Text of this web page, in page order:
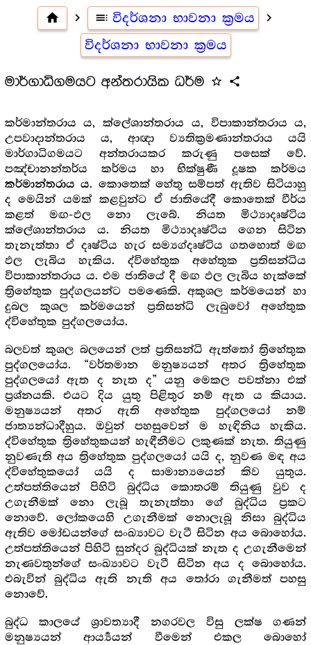
home navigate_next toc විදර්ශනා භාවනා ක්‍රමය navigate_next
විදර්ශනා භාවනා ක්‍රමය
මාර්ගාධිගමයට අන්තරායික ධර්ම star_outline share
කර්මාන්තරාය ය, ක්ලේශාන්තරාය ය, විපාකාන්තරාය ය,
උපවාදාන්තරාය ය, ආඥා ව්‍යතික්‍රමණාන්තරාය යයි
මාර්ගාධිගමයට අන්තරායකර කරුණු පසෙක් වේ.
පඤ්චානන්තර්ය කර්මය හා භික්ෂුණී දූෂක කර්මය
කර්මාන්තරාය ය. කොතෙක් හේතු සම්පත් ඇතිව සිටියාහු
ද මෙයින් යමක් කළවුන්ට ඒ ජාතියේදී කොතෙක් වීර්ය
කළත් මඟ-ඵල නො ලැබේ. නියත මිථ්‍යාදෘෂ්ටිය
ක්ලේශාන්තරාය ය. නියත මිථ්‍යාදෘෂ්ටිය ගෙන සිටින
තැනැත්තා ඒ දෘෂ්ටිය හැර සම්‍යග්දෘෂ්ටිය ගතහොත් මඟ
ඵල ලැබිය හැකිය. ද්විහේතුක අහේතුක ප්‍රතිසන්ධිය
විපාකාන්තරාය ය. එම ජාතියේ දී මඟ ඵල ලැබිය හැක්කේ
ත්‍රිහේතුක පුද්ගලයන්ට පමණෙකි. අකුශල කර්මයෙන් හා
දුබල කුශල කර්මයෙන් ප්‍රතිසන්ධි ලැබුවෝ අහේතුක
ද්විහේතුක පුද්ගලයෝය.
බලවත් කුශල බලයෙන් ලත් ප්‍රතිසන්ධි ඇත්තෝ ත්‍රිහේතුක
පුද්ගලයෝය. “වර්තමාන මනුෂ්‍යයන් අතර ත්‍රිහේතුක
පුද්ගලයෝ ඇත ද නැත ද” යනු මෙකල පවත්නා එක්
ප්‍රශ්නයකි. එයට දිය යුතු පිළිතුර නම් ඇත ය කියාය.
මනුෂ්‍යයන් අතර ඇති අහේතුක පුද්ගලයෝ නම්
ජාත්‍යන්ධාදීහුය. ඔවුන් පහසුවෙන් ම හැඳිනිය හැකිය.
ද්විහේතුක ත්‍රිහේතුකයන් හැඳීනීමට ලකුණක් නැත. තියුණු
නුවණැති අය ත්‍රිහේතුක පුද්ගලයෝ යයි ද, නුවණ මඳ අය
ද්විහේතුකයෝ යයි ද සාමාන්‍යයෙන් කිව යුතුය.
උත්පත්තියෙන් පිහිටි බුද්ධිය කොතරම් තියුණු වුව ද
උගැනීමක් නො ලැබූ තැනැත්තා ගේ බුද්ධිය ප්‍රකට
නොවේ. ලෝකයෙහි උගැනීමක් නොලැබූ නිසා බුද්ධිය
ඇතිව මෝඩයන්ගේ සංඛ්‍යාවට වැටී සිටින අය බොහෝය.
උත්පත්තියෙන් පිහිටි සුන්දර බුද්ධියක් නැත ද උගැනීමෙන්
නැණවතුන්ගේ සංඛ්‍යාවට වැටී සිටින අය ද බොහෝය.
එබැවින් බුද්ධිය ඇති නැති අය තෝරා ගැනීමත් පහසු
නොවේ.
බුද්ධ කාලයේ ශ්‍රාවත්‍යාදී නගරවල විසු ලක්ෂ ගණන්
මනුෂ්‍යයන් ආර්‍ය්‍යයන් වීමෙන් එකල බොහෝ